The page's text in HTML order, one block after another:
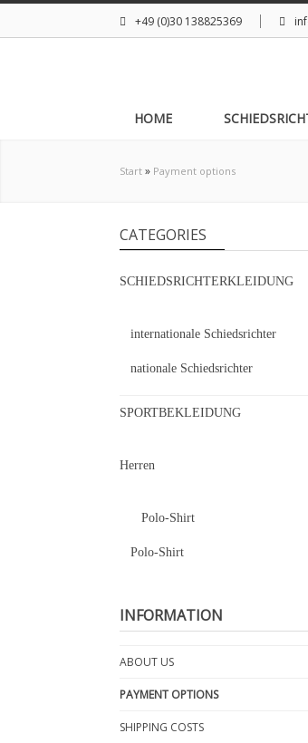
+49 (0)30 138825369
HOME
Start » Payment options
CATEGORIES
SCHIEDSRICHTERKLEIDUNG
internationale Schiedsrichter
nationale Schiedsrichter
SPORTBEKLEIDUNG
Herren
Polo-Shirt
Polo-Shirt
INFORMATION
ABOUT US
PAYMENT OPTIONS
SHIPPING COSTS